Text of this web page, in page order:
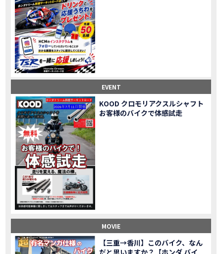
EVENT 第6回オフロードスクールフォトギャラリー
EVENT Honda Dream鈴鹿・松阪・四日市 ３店舗合同周年祭フォトギャラリー
MOVIE Honda Dream鈴鹿・松阪・四日市 ３店舗合同周年祭レポート
NEW BIKE NEW BIKE「HAWK 11」新型ロードスポーツモデル HAWK 11を発売！
NEW BIKE NEW BIKE「ダックス125」新型レジャーバイク ダックス125を発売！
MOVIE Honda Dream 鈴鹿 オフロードスクール紹介
【新車中古車多数】三重県でバイクを探すなら！HondaDream松阪【ホンダ二輪車専門店】
MOVIE 【県下最大規模】三重県でバイクを探すなら！HondaDream鈴鹿【ホンダ二輪車専門店】
NEW BIKE 「CBR400R」「400X」の仕様 を一部変更し発売!
NEW BIKE 大型プレミアムツアラー「Gold Wing」 シリーズのカラーバリエーション を一部変更し発売!
NEW BIKE クルーザーモデル 「Rebel 250 S Edition」 に新色を追加し発表！
NEW BIKE 「CT125・ハンターカブ」 に新色を追加し発売！
NEW BIKE 「CB1100 EX Final Edition」「CB1100 RS Final Edition」を発売
NEW BIKE 「モンキー125」に5速トランスミッションを採用した新エンジンを搭載し発売！
NEW BIKE 「スーパーカブ C125」に環境性能を向上させた新エンジンを搭載し発売！
EVENT 【イベントレポート】2021年 7月25日 敦賀ツーリング
「ADV150」に受注期間限定のカラーリングを設定し発売！
NEW BIKE 「GB350」「GB350 S」新型ロードスポーツモデル GB350・GB350 S を発売！
EVENT
KOOD クロモリアクスルシャフト
お客様のバイクで体感試走
MOVIE
【三重→香川】このバイク、なん